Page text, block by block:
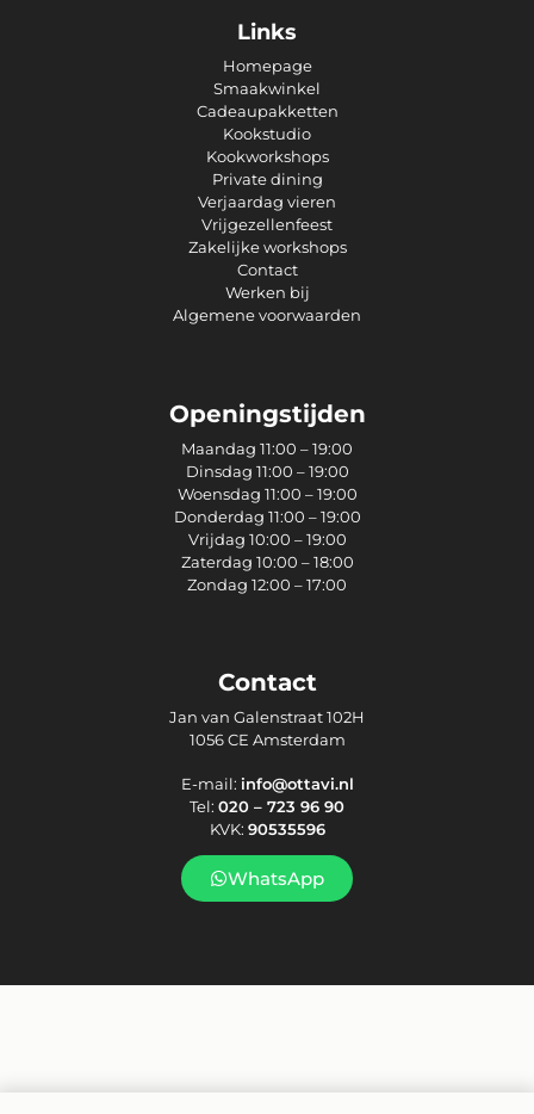
Links
Homepage
Smaakwinkel
Cadeaupakketten
Kookstudio
Kookworkshops
Private dining
Verjaardag vieren
Vrijgezellenfeest
Zakelijke workshops
Contact
Werken bij
Algemene voorwaarden
Openingstijden
Maandag 11:00 – 19:00
Dinsdag 11:00 – 19:00
Woensdag 11:00 – 19:00
Donderdag 11:00 – 19:00
Vrijdag 10:00 – 19:00
Zaterdag 10:00 – 18:00
Zondag 12:00 – 17:00
Contact
Jan van Galenstraat 102H
1056 CE Amsterdam
E-mail: info@ottavi.nl
Tel: 020 – 723 96 90
KVK: 90535596
WhatsApp